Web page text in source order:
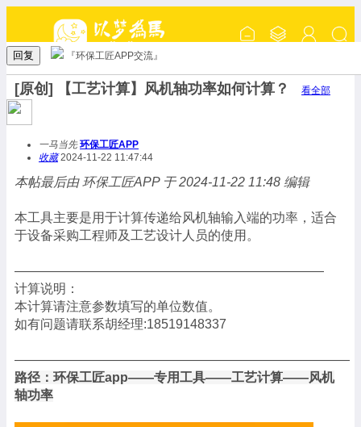
回复 『环保工匠APP交流』
[原创] 【工艺计算】风机轴功率如何计算？ 看全部
一马当先 环保工匠APP
收藏2024-11-22 11:47:44
本帖最后由 环保工匠APP 于 2024-11-22 11:48 编辑
本工具主要是用于计算传递给风机轴输入端的功率，适合
于设备采购工程师及工艺设计人员的使用。
————————————————————————
计算说明：
本计算请注意参数填写的单位数值。
如有问题请联系胡经理:18519148337
——————————————————————————
路径：环保工匠app——专用工具——工艺计算——风机
轴功率